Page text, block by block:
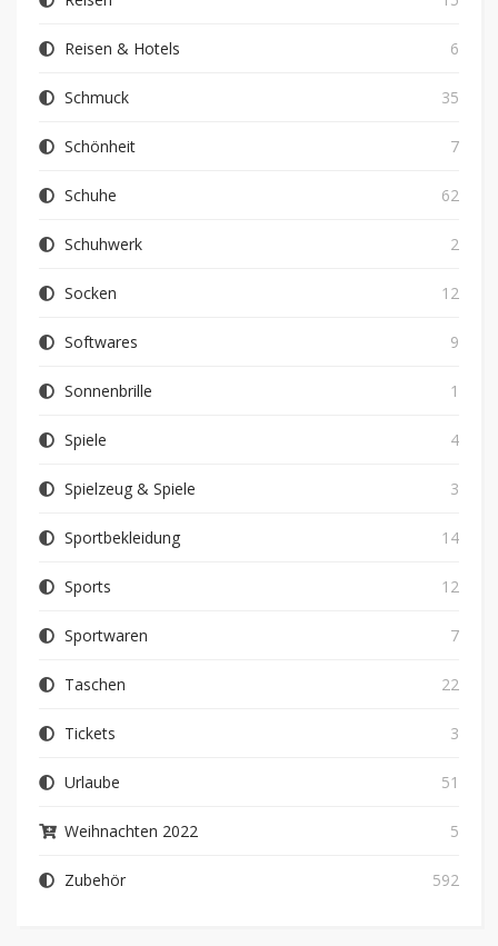
Reisen & Hotels 6
Schmuck 35
Schönheit 7
Schuhe 62
Schuhwerk 2
Socken 12
Softwares 9
Sonnenbrille 1
Spiele 4
Spielzeug & Spiele 3
Sportbekleidung 14
Sports 12
Sportwaren 7
Taschen 22
Tickets 3
Urlaube 51
Weihnachten 2022 5
Zubehör 592